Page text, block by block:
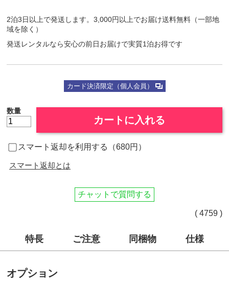
2泊3日以上で発送します。3,000円以上でお届け送料無料（一部地
域を除く）
発送レンタルなら安心の前日お届けで実質1泊お得です
カード決済限定（個人会員）
数量
カートに入れる
スマート返却を利用する（680円）
スマート返却とは
チャットで質問する
( 4759 )
特長 ご注意 同梱物 仕様
オプション